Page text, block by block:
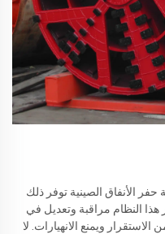
حفر الأنفاق الصينية توفر ذلك
هذا النظام مراقبة وتعديل في
ويمنع الانهيارات. لا